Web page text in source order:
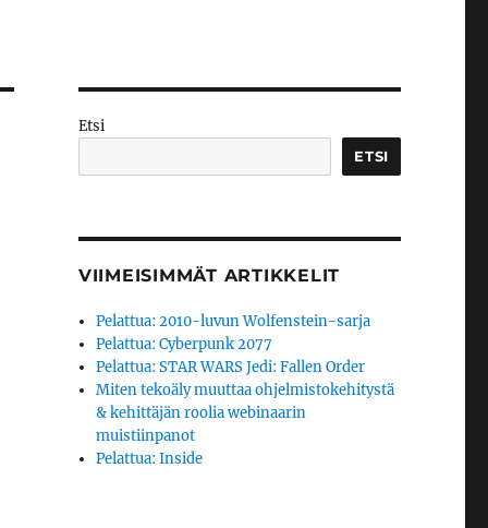
Etsi
ETSI
VIIMEISIMMÄT ARTIKKELIT
Pelattua: 2010-luvun Wolfenstein-sarja
Pelattua: Cyberpunk 2077
Pelattua: STAR WARS Jedi: Fallen Order
Miten tekoäly muuttaa ohjelmistokehitystä
& kehittäjän roolia webinaarin
muistiinpanot
Pelattua: Inside